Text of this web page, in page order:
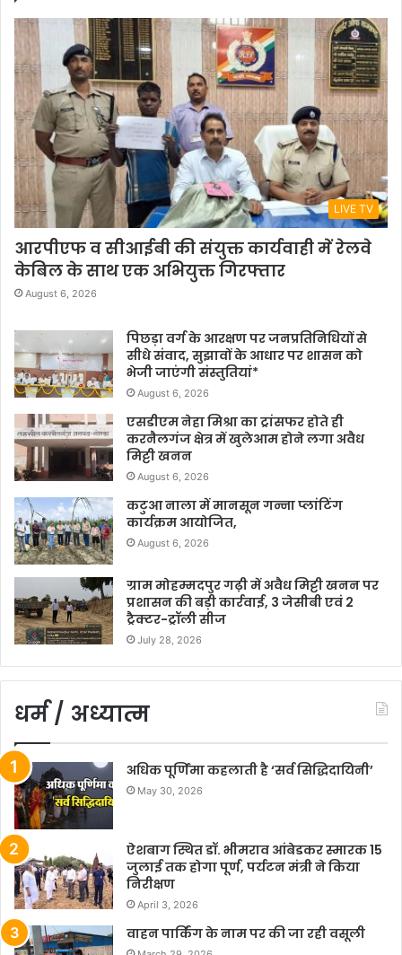
LIVE TV
आरपीएफ व सीआईबी की संयुक्त कार्यवाही में रेलवे
केबिल के साथ एक अभियुक्त गिरफ्तार
August 6, 2026
पिछड़ा वर्ग के आरक्षण पर जनप्रतिनिधियों से
सीधे संवाद, सुझावों के आधार पर शासन को
भेजी जाएंगी संस्तुतियां*
August 6, 2026
एसडीएम नेहा मिश्रा का ट्रांसफर होते ही
करनैलगंज क्षेत्र में खुलेआम होने लगा अवैध
मिट्टी खनन
August 6, 2026
कटुआ नाला में मानसून गन्ना प्लांटिंग
कार्यक्रम आयोजित,
August 6, 2026
ग्राम मोहम्मदपुर गढ़ी में अवैध मिट्टी खनन पर
प्रशासन की बड़ी कार्रवाई, 3 जेसीबी एवं 2
ट्रैक्टर-ट्रॉली सीज
July 28, 2026
धर्म / अध्यात्म
अधिक पूर्णिमा कहलाती है ‘सर्व सिद्धिदायिनी’
May 30, 2026
ऐशबाग स्थित डॉ. भीमराव आंबेडकर स्मारक 15
जुलाई तक होगा पूर्ण, पर्यटन मंत्री ने किया
निरीक्षण
April 3, 2026
वाहन पार्किंग के नाम पर की जा रही वसूली